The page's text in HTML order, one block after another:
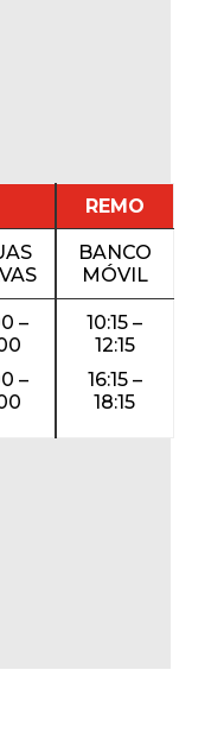
REMO
BANCO
MÓVIL
–
–
10:15 –
12:15
16:15 –
18:15